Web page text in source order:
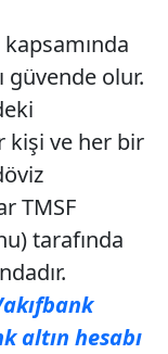
kapsamında
güvende olur.
kişi ve her bir
TMSF
tarafında
altın hesabı